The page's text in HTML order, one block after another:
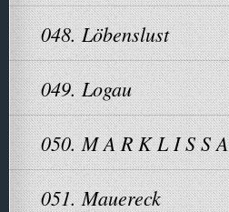
048. Löbenslust
049. Logau
050. M A R K L I S S A
051. Mauereck